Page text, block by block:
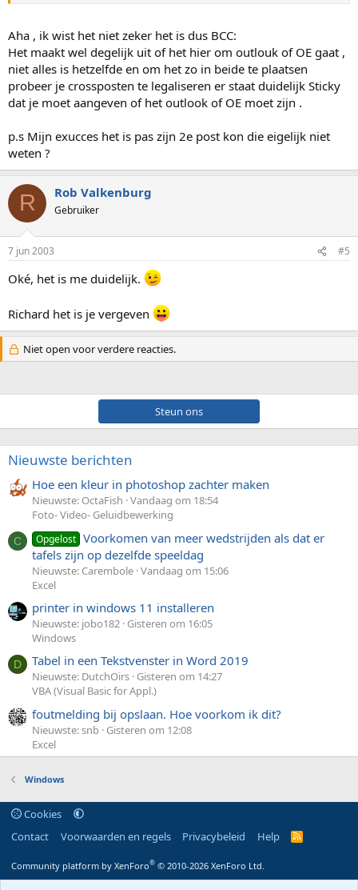
Aha , ik wist het niet zeker het is dus BCC:
Het maakt wel degelijk uit of het hier om outlouk of OE gaat ,
niet alles is hetzelfde en om het zo in beide te plaatsen
probeer je crossposten te legaliseren er staat duidelijk Sticky
dat je moet aangeven of het outlook of OE moet zijn .
p.s Mijn exucces het is pas zijn 2e post kon die eigelijk niet
weten ?
R Rob Valkenburg
Gebruiker
7 jun 2003 #5
Oké, het is me duidelijk.
Richard het is je vergeven
Niet open voor verdere reacties.
Steun ons
Nieuwste berichten
Hoe een kleur in photoshop zachter maken
Nieuwste: OctaFish Vandaag om 18:54
Foto- Video- Geluidbewerking
C Opgelost Voorkomen van meer wedstrijden als dat er
tafels zijn op dezelfde speeldag
Nieuwste: Carembole Vandaag om 15:06
Excel
printer in windows 11 installeren
Nieuwste: jobo182 Gisteren om 16:05
Windows
D Tabel in een Tekstvenster in Word 2019
Nieuwste: DutchOirs Gisteren om 14:27
VBA (Visual Basic for Appl.)
foutmelding bij opslaan. Hoe voorkom ik dit?
Nieuwste: snb Gisteren om 12:08
Excel
Windows
Cookies
Contact
Voorwaarden en regels Privacybeleid Help
R
S
Community platform by XenForo® © 2010-2026 XenForo Ltd.